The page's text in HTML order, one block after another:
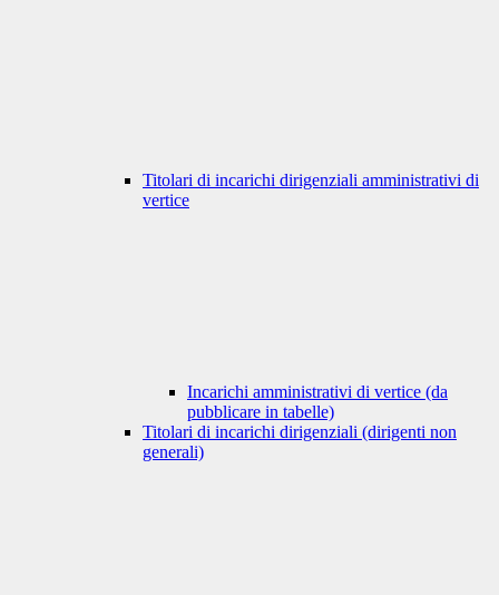
Titolari di incarichi dirigenziali amministrativi di
vertice
Incarichi amministrativi di vertice (da
pubblicare in tabelle)
Titolari di incarichi dirigenziali (dirigenti non
generali)